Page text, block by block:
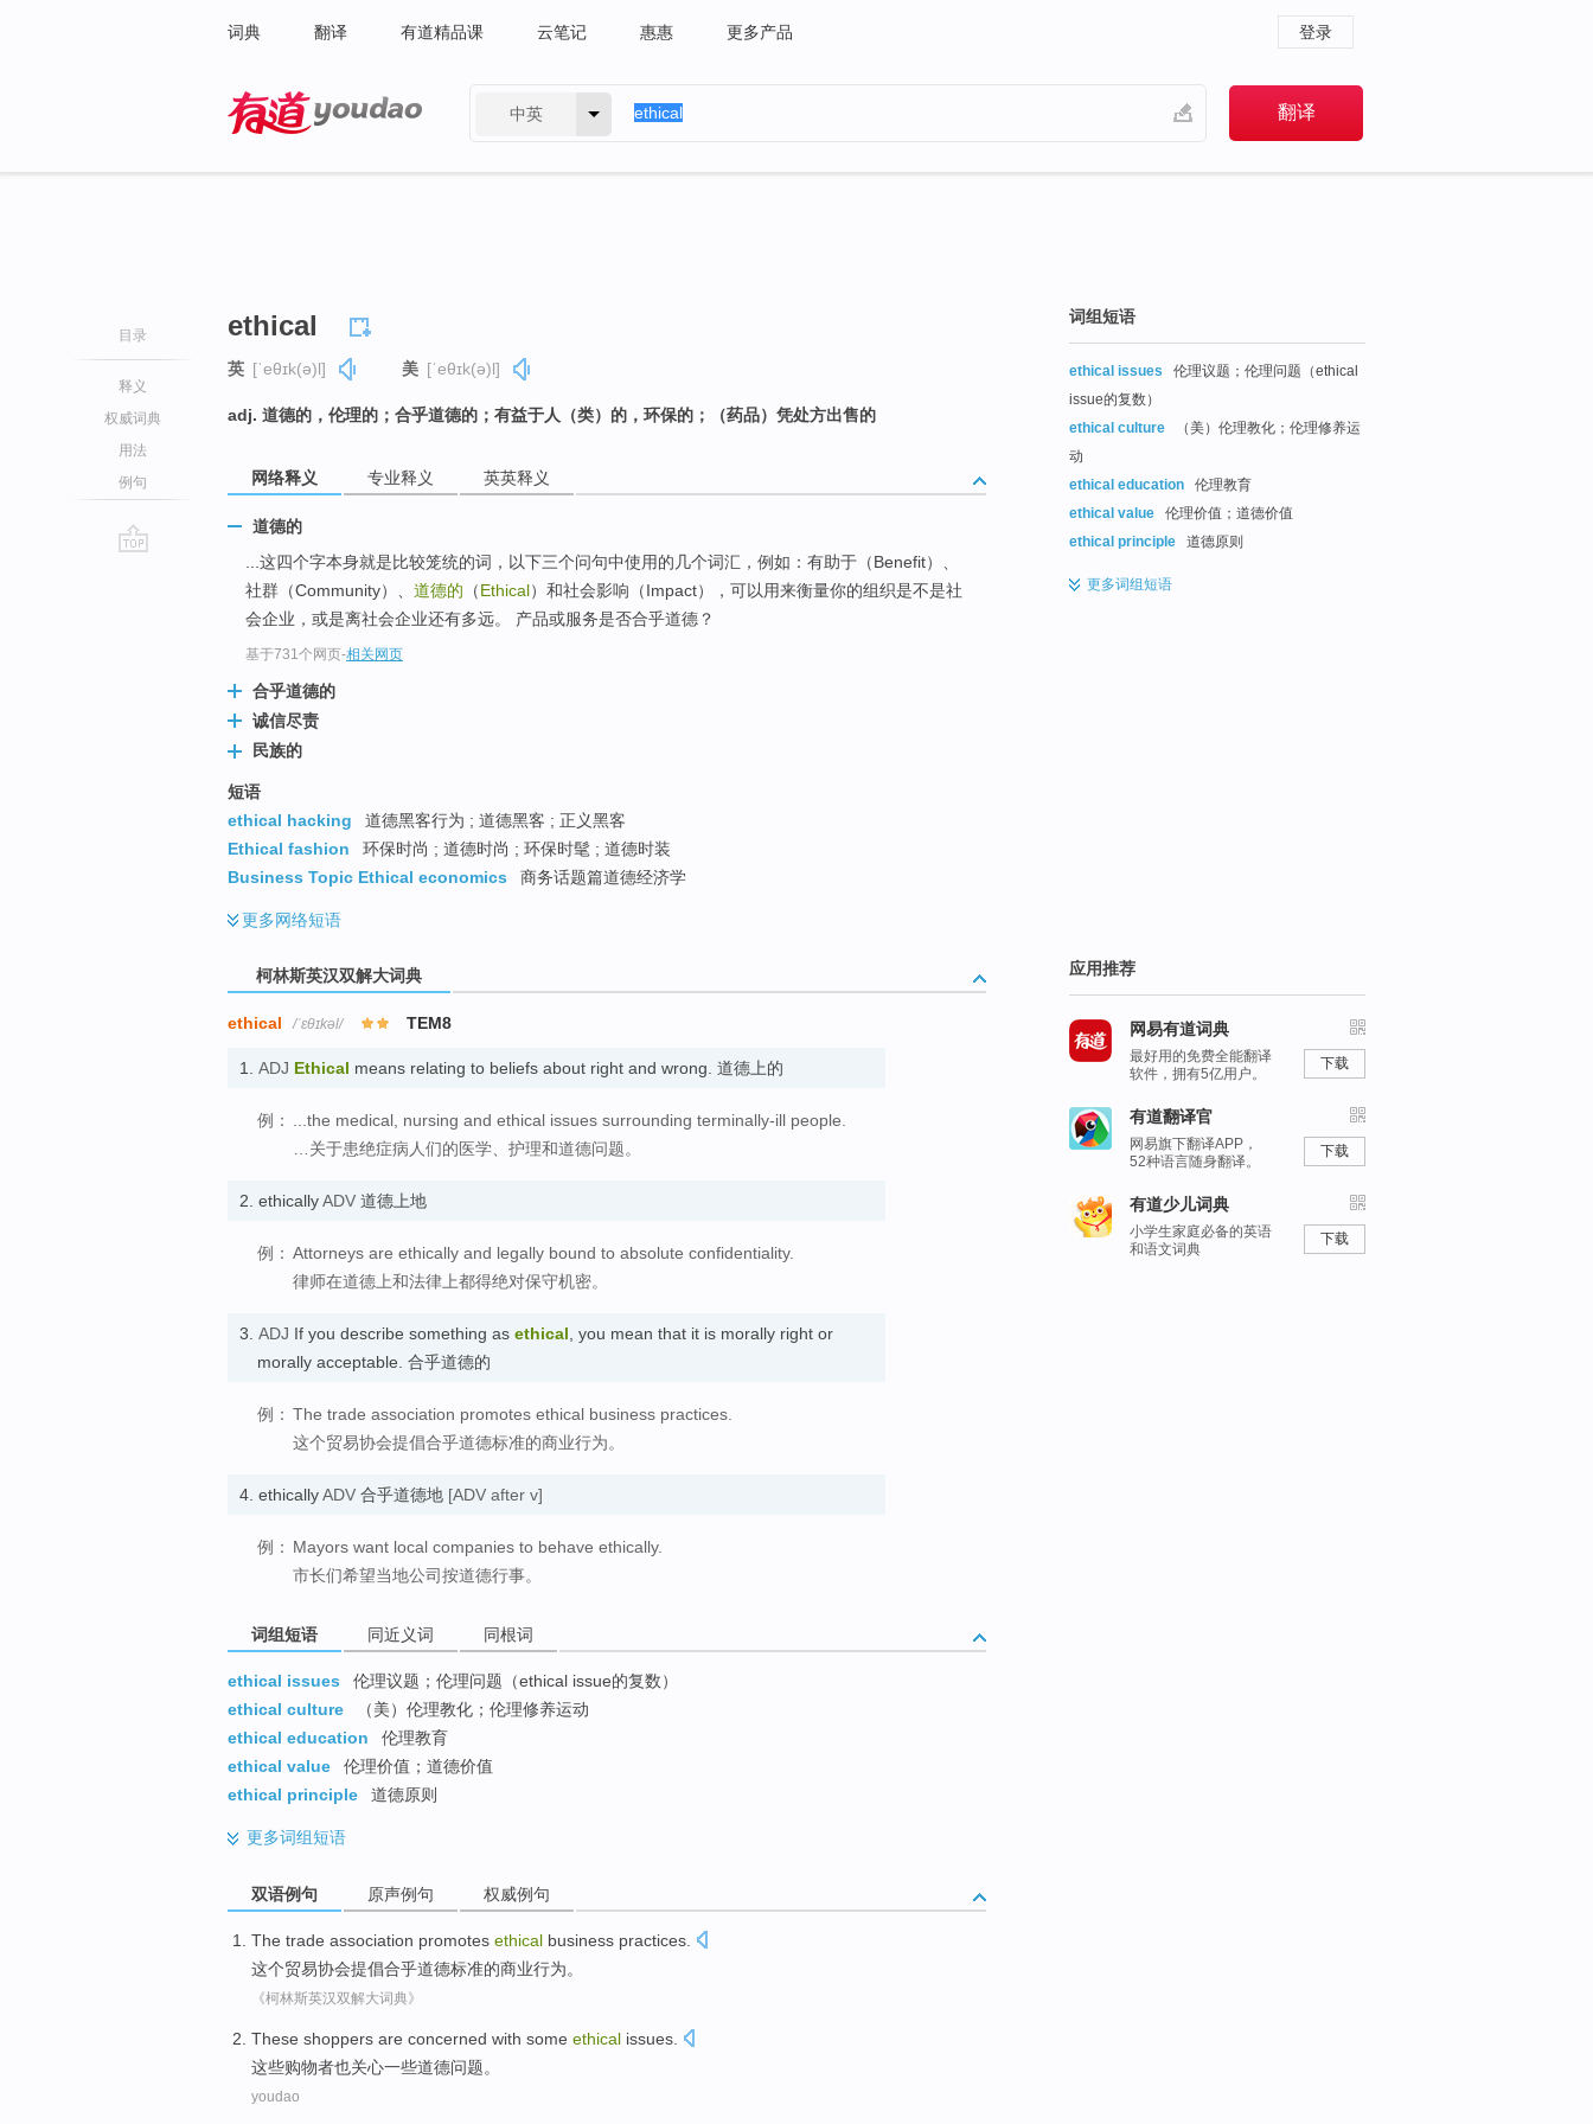
词典 翻译 有道精品课 云笔记 惠惠 更多产品 登录
中英
目录
释义
权威词典
用法
例句
ethical
英 [ˈeθɪk(ə)l] 美 [ˈeθɪk(ə)l]
adj. 道德的，伦理的；合乎道德的；有益于人（类）的，环保的；（药品）凭处方出售的
网络释义 专业释义 英英释义
道德的
...这四个字本身就是比较笼统的词，以下三个问句中使用的几个词汇，例如：有助于（Benefit）、
社群（Community）、 道德的 （Ethical）和社会影响（Impact），可以用来衡量你的组织是不是社
会企业，或是离社会企业还有多远。 产品或服务是否合乎道德？
基于731个网页-相关网页
合乎道德的
诚信尽责
民族的
短语
ethical hacking
道德黑客行为 ; 道德黑客 ; 正义黑客
Ethical fashion
环保时尚 ; 道德时尚 ; 环保时髦 ; 道德时装
Business Topic Ethical economics
商务话题篇道德经济学
更多网络短语
柯林斯英汉双解大词典
ethical /ˈɛθɪkəl/ TEM8
1. ADJ Ethical means relating to beliefs about right and wrong. 道德上的
例：
...the medical, nursing and ethical issues surrounding terminally-ill people.
…关于患绝症病人们的医学、护理和道德问题。
2. ethicallyADV 道德上地
例： Attorneys are ethically and legally bound to absolute confidentiality.
律师在道德上和法律上都得绝对保守机密。
3. ADJ If you describe something as ethical , you mean that it is morally right or
morally acceptable. 合乎道德的
例： The trade association promotes ethical business practices.
这个贸易协会提倡合乎道德标准的商业行为。
4. ethicallyADV 合乎道德地 [ADV after v]
例： Mayors want local companies to behave ethically.
市长们希望当地公司按道德行事。
词组短语 同近义词 同根词
ethical issues
伦理议题；伦理问题（ethical issue的复数）
ethical culture
（美）伦理教化；伦理修养运动
ethical education
伦理教育
ethical value
伦理价值；道德价值
ethical principle
道德原则
更多词组短语
双语例句 原声例句 权威例句
The trade association promotes ethical business practices
这个贸易协会提倡合乎道德标准的商业行为。
《柯林斯英汉双解大词典》
These shoppers are concerned with some ethical issues
这些购物者也关心一些道德问题。
youdao
词组短语
ethical issues
伦理议题；伦理问题（ethical
issue的复数）
ethical culture
（美）伦理教化；伦理修养运
动
ethical education
伦理教育
ethical value
伦理价值；道德价值
ethical principle
道德原则
更多词组短语
应用推荐